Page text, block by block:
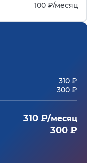
100 ₽/месяц
310 ₽
300 ₽
310 ₽/месяц
300 ₽